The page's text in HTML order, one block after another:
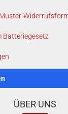
Batteriegesetz
ÜBER UNS